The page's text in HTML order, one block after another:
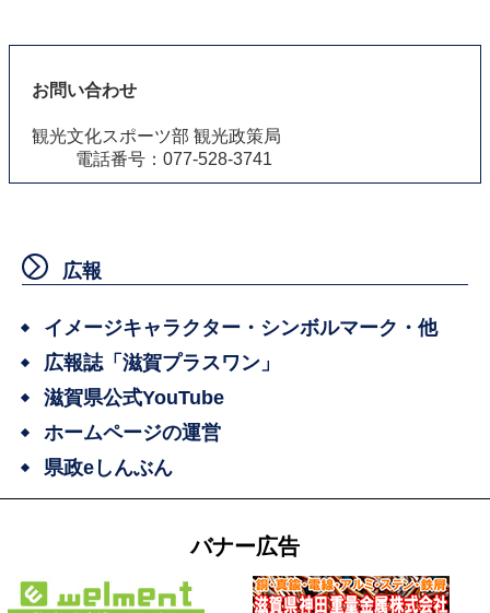
お問い合わせ
観光文化スポーツ部 観光政策局
電話番号：077-528-3741
広報
イメージキャラクター・シンボルマーク・他
広報誌「滋賀プラスワン」
滋賀県公式YouTube
ホームページの運営
県政eしんぶん
バナー広告